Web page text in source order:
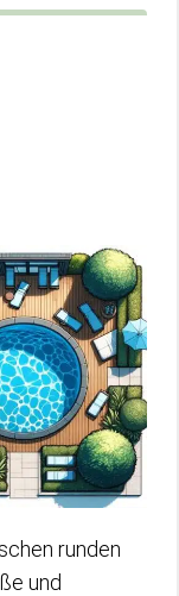
runden
und